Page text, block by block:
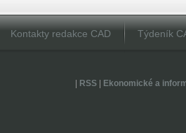
Kontakty redakce CAD Týdeník
RSS| Ekonomické a